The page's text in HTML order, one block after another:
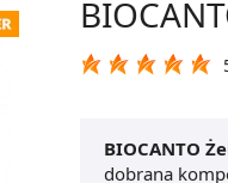
BIOCANTO
dobrana